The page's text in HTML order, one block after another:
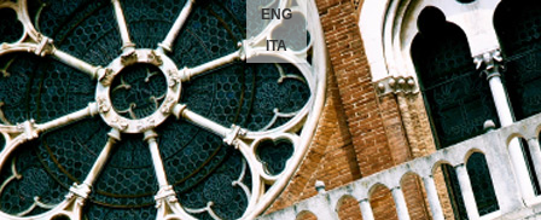
ENG
ITA